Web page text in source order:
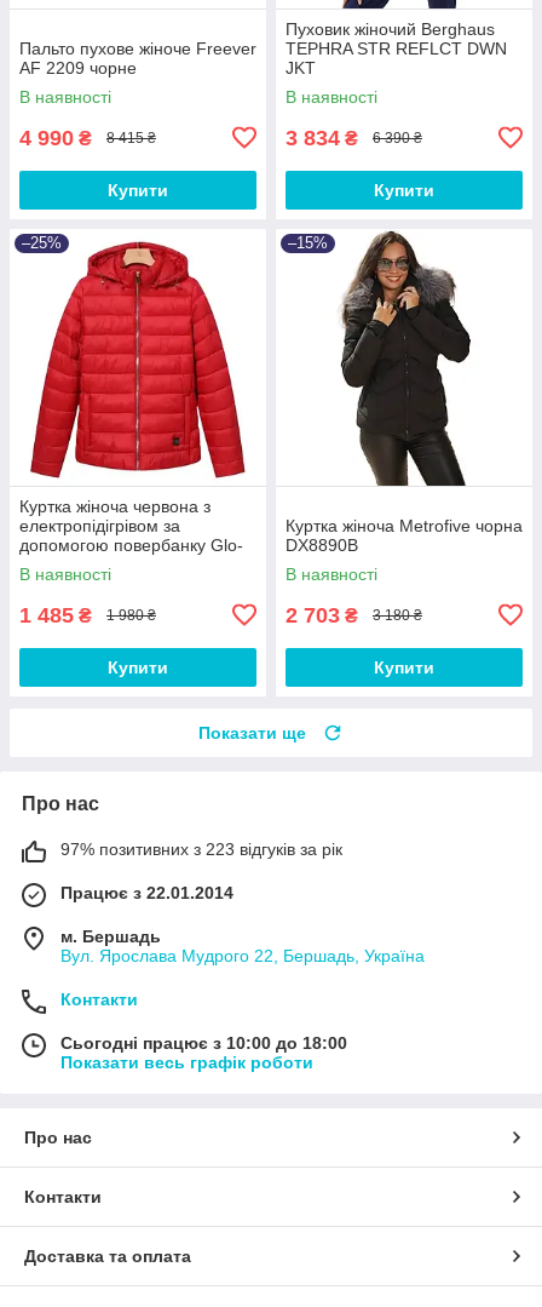
Пальто пухове жіноче Freever
AF 2209 чорне
В наявності
4 990 ₴ 8 415 ₴
Купити
Пуховик жіночий Berghaus
TEPHRA STR REFLCT DWN
JKT
В наявності
3 834 ₴ 6 390 ₴
Купити
–25%
Куртка жіноча червона з
електропідігрівом за
допомогою повербанку Glo-
story
В наявності
1 485 ₴ 1 980 ₴
Купити
–15%
Куртка жіноча Metrofive чорна
DX8890B
В наявності
2 703 ₴ 3 180 ₴
Купити
Показати ще
Про нас
97% позитивних з 223 відгуків за рік
Працює з 22.01.2014
м. Бершадь
Вул. Ярослава Мудрого 22, Бершадь, Україна
Контакти
Сьогодні працює з 10:00 до 18:00
Показати весь графік роботи
Про нас
Контакти
Доставка та оплата